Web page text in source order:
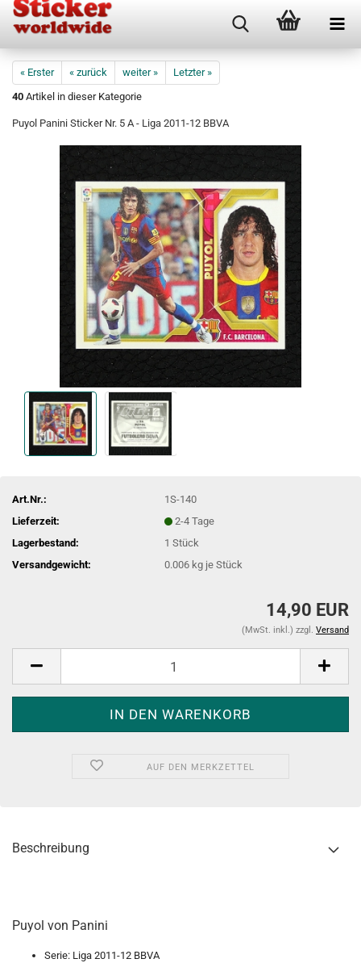
« Erster « zurück weiter »
Letzter »
40 Artikel in dieser Kategorie
Puyol Panini Sticker Nr. 5 A - Liga 2011-12 BBVA
Art.Nr.:
1S-140
Lieferzeit:
2-4 Tage
Lagerbestand:
1Stück
Versandgewicht:
0.006 kg je Stück
14,90 EUR
(MwSt. inkl.) zzgl. Versand
AUF DEN MERKZETTEL
Beschreibung
Puyol von Panini
Serie: Liga 2011-12 BBVA